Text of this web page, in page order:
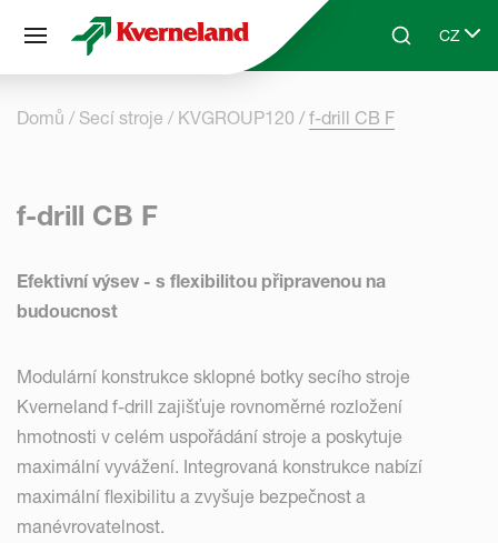
Skip to main contentSearchCZ
Select
Domů Secí stroje KVGROUP120 f-drill CB F
f-drill CB F
Efektivní výsev - s flexibilitou připravenou na
budoucnost
Modulární konstrukce sklopné botky secího stroje
Kverneland f-drill zajišťuje rovnoměrné rozložení
hmotnosti v celém uspořádání stroje a poskytuje
maximální vyvážení. Integrovaná konstrukce nabízí
maximální flexibilitu a zvyšuje bezpečnost a
manévrovatelnost.
Panel pro správu cookies